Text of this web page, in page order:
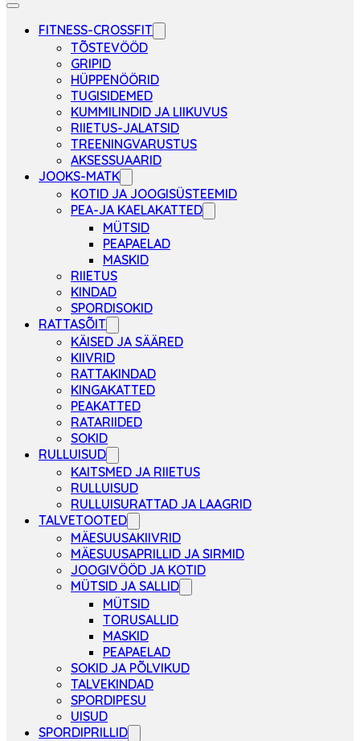
FITNESS-CROSSFIT
TÕSTEVÖÖD
GRIPID
HÜPPENÖÖRID
TUGISIDEMED
KUMMILINDID JA LIIKUVUS
RIIETUS-JALATSID
TREENINGVARUSTUS
AKSESSUAARID
JOOKS-MATK
KOTID JA JOOGISÜSTEEMID
PEA-JA KAELAKATTED
MÜTSID
PEAPAELAD
MASKID
RIIETUS
KINDAD
SPORDISOKID
RATTASÕIT
KÄISED JA SÄÄRED
KIIVRID
RATTAKINDAD
KINGAKATTED
PEAKATTED
RATARIIDED
SOKID
RULLUISUD
KAITSMED JA RIIETUS
RULLUISUD
RULLUISURATTAD JA LAAGRID
TALVETOOTED
MÄESUUSAKIIVRID
MÄESUUSAPRILLID JA SIRMID
JOOGIVÖÖD JA KOTID
MÜTSID JA SALLID
MÜTSID
TORUSALLID
MASKID
PEAPAELAD
SOKID JA PÕLVIKUD
TALVEKINDAD
SPORDIPESU
UISUD
SPORDIPRILLID